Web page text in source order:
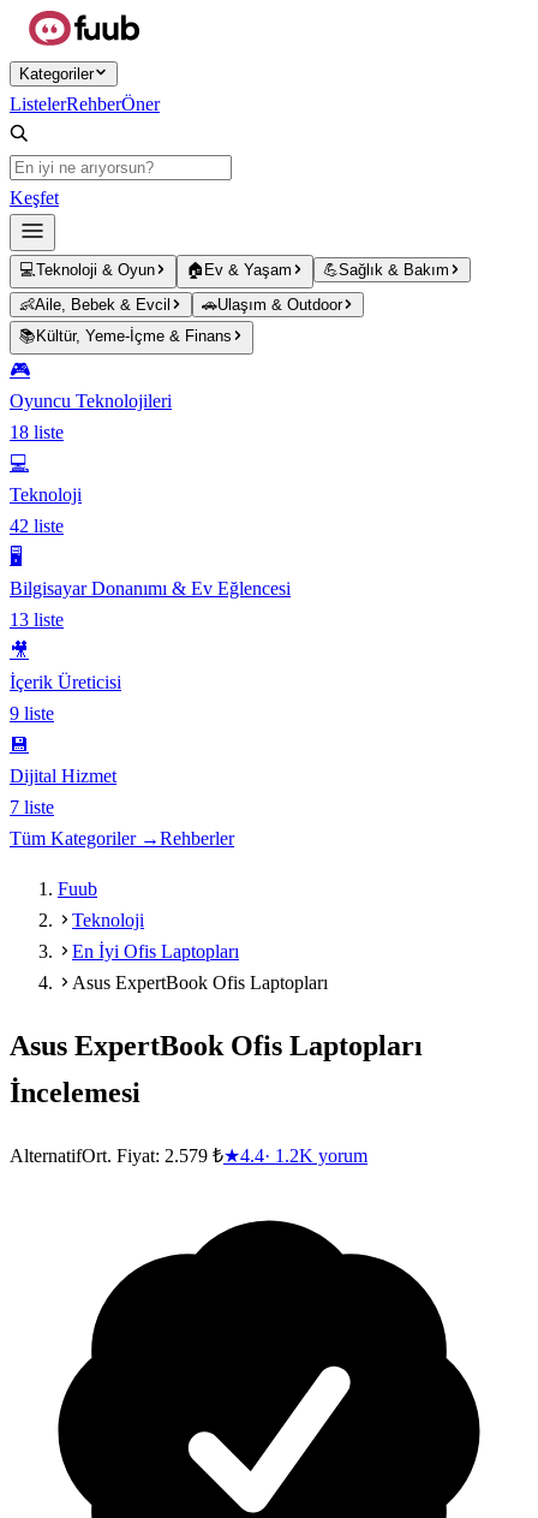
Ana içeriğe atla
Kategoriler
ListelerRehberÖner
Keşfet
💻Teknoloji & Oyun 🏠 Ev & Yaşam 💪Sağlık & Bakım
👶Aile, Bebek & Evcil 🚗Ulaşım & Outdoor
📚 Kültür, Yeme-İçme & Finans
🎮
Oyuncu Teknolojileri
18 liste
💻
Teknoloji
42 liste
🖥️
Bilgisayar Donanımı & Ev Eğlencesi
13 liste
🎥
İçerik Üreticisi
9 liste
💾
Dijital Hizmet
7 liste
Tüm Kategoriler →Rehberler
Fuub
Teknoloji
En İyi Ofis Laptopları
Asus ExpertBook Ofis Laptopları
Asus ExpertBook Ofis Laptopları
İncelemesi
AlternatifOrt. Fiyat: 2.579 ₺★4.4· 1.2K yorum